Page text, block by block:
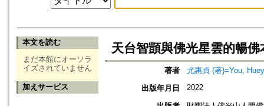
本文を読む
まだ本館にオーソラ
イズされていません
加えサービス
天台智顗與佛光星雲的暢佛
著者
尤惠貞 (著)=You,
出版年月日
2022